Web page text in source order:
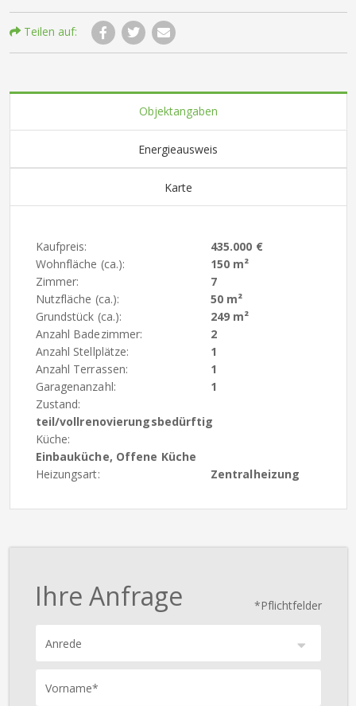
Teilen auf:
Objektangaben
Energieausweis
Karte
Kaufpreis:
435.000 €
Wohnfläche (ca.):
150 m²
Zimmer:
7
Nutzfläche (ca.):
50 m²
Grundstück (ca.):
249 m²
Anzahl Badezimmer:
2
Anzahl Stellplätze:
1
Anzahl Terrassen:
1
Garagenanzahl:
1
Zustand:
teil/vollrenovierungsbedürftig
Küche:
Einbauküche, Offene Küche
Heizungsart:
Zentralheizung
*Pflichtfelder
Ihre Anfrage
Anrede
Vorname*